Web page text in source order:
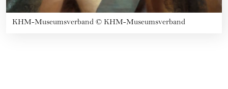
KHM-Museumsverband © KHM-Museumsverband